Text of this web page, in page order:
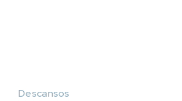
Descansos